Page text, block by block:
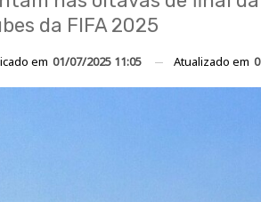
da FIFA 2025
em 01/07/2025 11:05 Atualizado em